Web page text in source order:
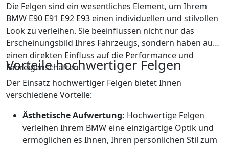
Die Felgen sind ein wesentliches Element, um Ihrem
BMW E90 E91 E92 E93 einen individuellen und stilvollen
Look zu verleihen. Sie beeinflussen nicht nur das
Erscheinungsbild Ihres Fahrzeugs, sondern haben auch
einen direkten Einfluss auf die Performance und
Fahreigenschaften.
Vorteile hochwertiger Felgen
Der Einsatz hochwertiger Felgen bietet Ihnen
verschiedene Vorteile:
Ästhetische Aufwertung: Hochwertige Felgen
verleihen Ihrem BMW eine einzigartige Optik und
ermöglichen es Ihnen, Ihren persönlichen Stil zum